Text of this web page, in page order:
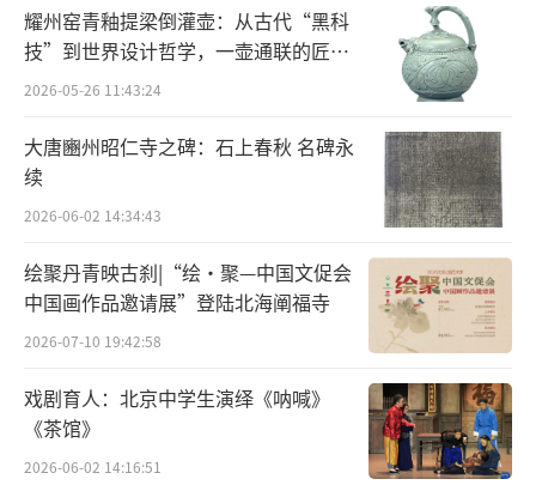
同样是起舞的女性形象， 韩休墓壁画中代
表开元时期的女性，比起《舞乐图》中代表武
周时期的女性的颀长，明显更为丰腴圆柔。 唐
朝“ 以胖为美 ”的审美，正是在这个时期形
成。
在慵懒的盛世光景里，这些唐代胖妹
们“饱食终日无所用心”，坐等发福。
她们在圆满如月的脸颊上涂上红妆，后发
装。这裙装由全幅布料拼缝成片，腰部打上褶
裥压成一段裙腰。 宽裙 由此成为了一种潮流。
耀州窑青釉提梁倒灌壶：从古代“黑科
技”到世界设计哲学，一壶通联的匠心
宇宙
2026-05-26 11:43:24
大唐豳州昭仁寺之碑：石上春秋 名碑永
续
2026-06-02 14:34:43
绘聚丹青映古刹|“绘·聚—中国文促会
中国画作品邀请展”登陆北海阐福寺
2026-07-10 19:42:58
戏剧育人：北京中学生演绎《呐喊》
《茶馆》
2026-06-02 14:16:51